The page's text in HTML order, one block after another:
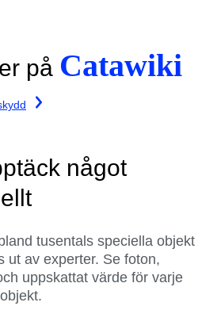
på Catawiki
något
tusentals speciella objekt
ut av experter. Se foton,
uppskattat värde för varje